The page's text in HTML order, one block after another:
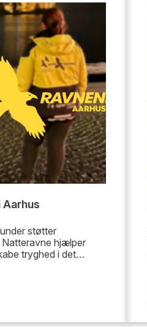
støtter
hjælper
tryghed i det